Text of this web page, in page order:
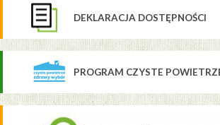
DEKLARACJA DOSTĘPNOŚCI
PROGRAM CZYSTE